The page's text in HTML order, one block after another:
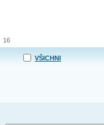
16
VŠICHNI